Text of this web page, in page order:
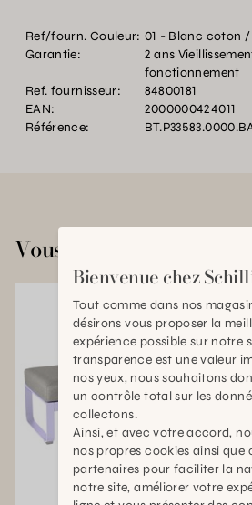
Ref/fourn. Couleur: 01 - Blanc coton /
Garantie:
2 ans
fonctionnement
Ref. fournisseur:
84800181
EAN:
2000000424011
Référence:
Vous aimerez aussi
Bienvenue chez
Tout comme dans nos
désirons vous proposer la
expérience possible sur notre
transparence est une valeur
nos yeux, nous souhaitons
un contrôle total sur les
collectons.
Ainsi, et avec votre accord,
nos propres cookies ainsi que
partenaires pour faciliter la
notre site, améliorer votre